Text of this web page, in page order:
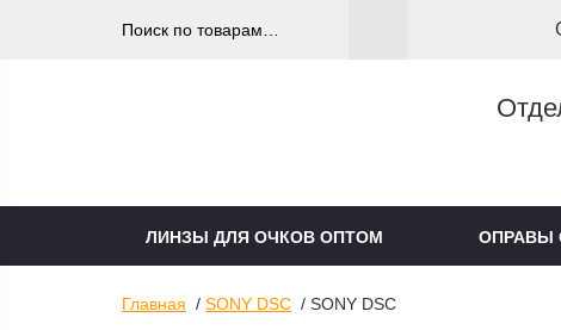
ЛИНЗЫ ДЛЯ ОЧКОВ ОПТОМ ОПРАВЫ
Главная / SONY DSC / SONY DSC